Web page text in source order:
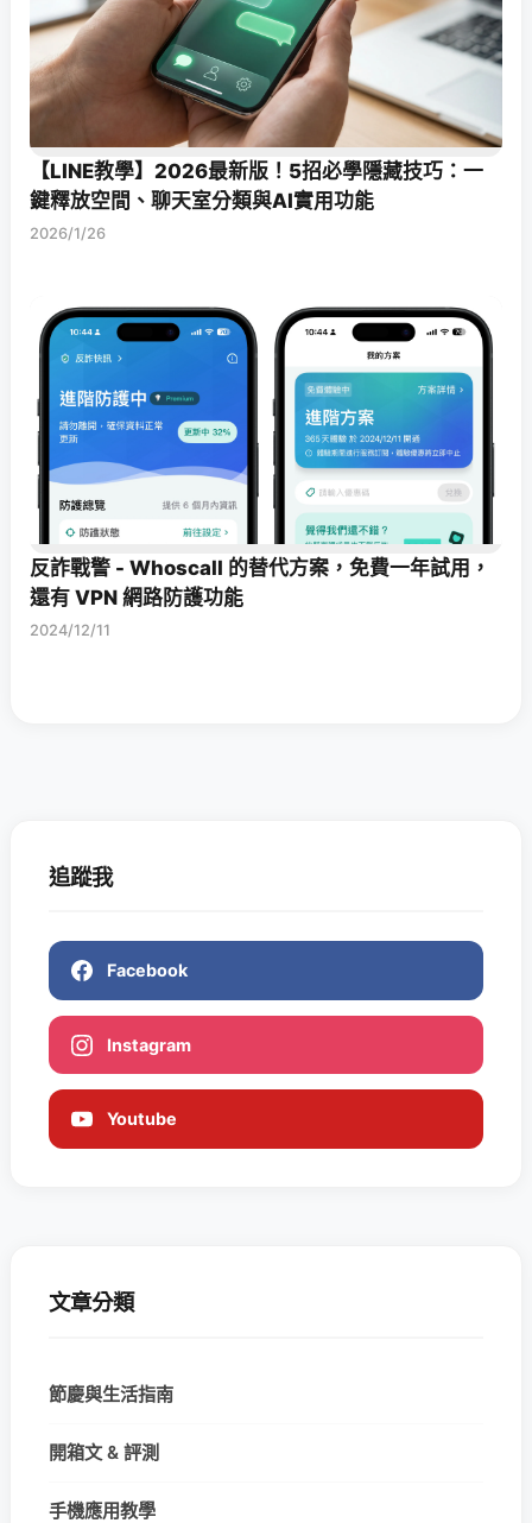
【LINE教學】2026最新版！5招必學隱藏技巧：一
鍵釋放空間、聊天室分類與AI實用功能
2026/1/26
反詐戰警 - Whoscall 的替代方案，免費一年試用，
還有 VPN 網路防護功能
2024/12/11
追蹤我
Facebook
Instagram
Youtube
文章分類
節慶與生活指南
開箱文 & 評測
手機應用教學